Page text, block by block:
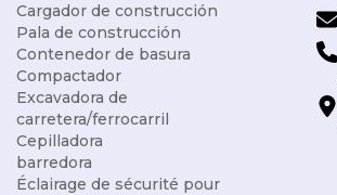
Cargador de construcción
Pala de construcción
Contenedor de basura
Compactador
Excavadora de
carretera/ferrocarril
Cepilladora
barredora
Éclairage de sécurité pour